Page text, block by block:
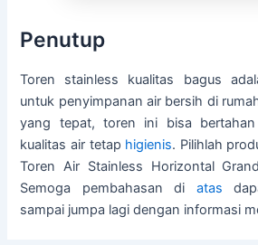
Penutup
Toren stainless kualitas bagus
untuk penyimpanan air bersih di
yang tepat, toren ini bisa
kualitas air tetap higienis. Pilihlah
Toren Air Stainless Horizontal
Semoga pembahasan di atas
sampai jumpa lagi dengan informasi